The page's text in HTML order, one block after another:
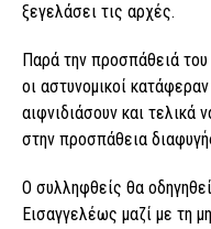
ξεγελάσει τις αρχές.
Παρά την προσπάθειά
οι αστυνομικοί
αιφνιδιάσουν και τελικά
στην προσπάθεια
Ο συλληφθείς θα
Εισαγγελέως μαζί με τη